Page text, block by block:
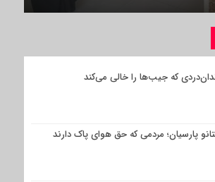
که جیب‌ها را خالی می‌کند
پارسیان؛ مردمی که حق هوای پاک دارند